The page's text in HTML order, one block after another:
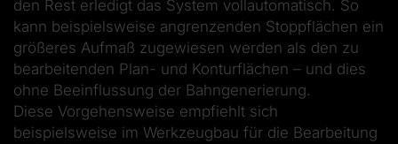
den Rest erledigt das System vollautomatisch. So
kann beispielsweise angrenzenden Stoppflächen ein
größeres Aufmaß zugewiesen werden als den zu
bearbeitenden Plan- und Konturflächen – und dies
ohne Beeinflussung der Bahngenerierung.
Diese Vorgehensweise empfiehlt sich
beispielsweise im Werkzeugbau für die Bearbeitung